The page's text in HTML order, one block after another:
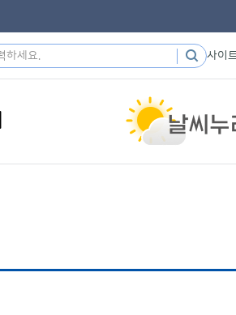
사이